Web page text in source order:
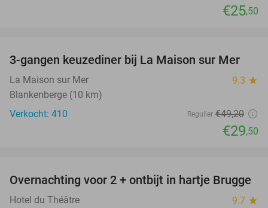
€25,50
40%
3-gangen keuzediner bij La Maison sur Mer
La Maison sur Mer 9.3 star
Blankenberge (10 km)
Verkocht: 410
Regulier €49,20
€29,50
32%
Overnachting voor 2 + ontbijt in hartje Brugge
Hotel du Théâtre 9.7 star